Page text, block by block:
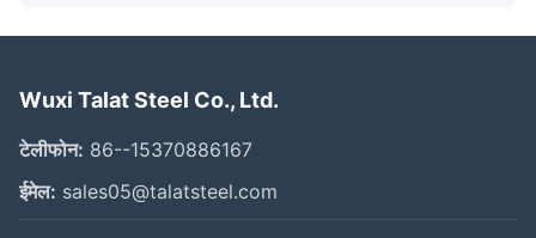
Wuxi Talat Steel Co., Ltd.
टेलीफोन: 86--15370886167
ईमेल: sales05@talatsteel.com